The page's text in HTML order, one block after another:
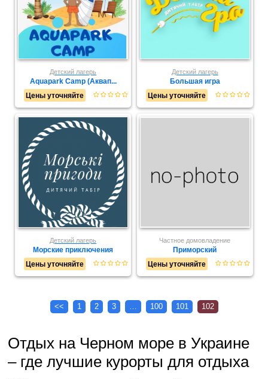
Детский лагерь
Aquapark Camp (Аквап...
Цены уточняйте
Детский лагерь
Большая игра
Цены уточняйте
Детский лагерь
Морские приключения
Цены уточняйте
Частное домовладение
Приморский
Цены уточняйте
<< 1 2 3 100 101 102
Отдых на Черном море в Украине
– где лучшие курорты для отдыха